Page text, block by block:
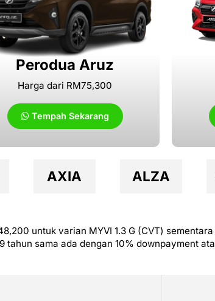
Perodua Aruz
Harga dari RM75,300
Tempah Sekarang
AXIA ALZA
untuk varian MYVI 1.3 G (CVT)
sama ada dengan 10% downpayment